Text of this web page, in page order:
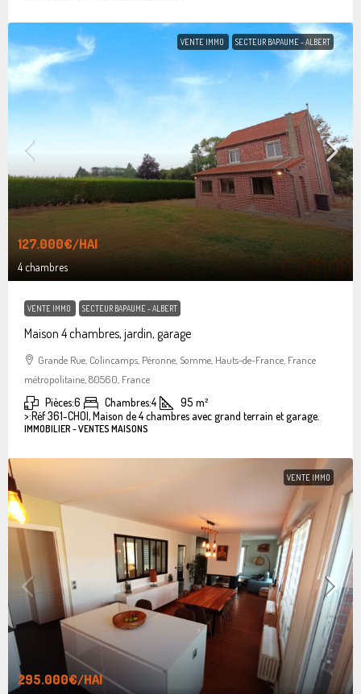
VENTE IMMO SECTEUR BAPAUME - ALBERT
127.000€/HAI
4 chambres
VENTE IMMO SECTEUR BAPAUME - ALBERT
Maison 4 chambres, jardin, garage
Grande Rue, Colincamps, Péronne, Somme, Hauts-de-France, France
métropolitaine, 80560, France
Pièces:6 Chambres:4 95 m²
>:Réf 361-CHOI, Maison de 4 chambres avec grand terrain et garage.
IMMOBILIER - VENTES MAISONS
VENTE IMMO
295.000€/HAI